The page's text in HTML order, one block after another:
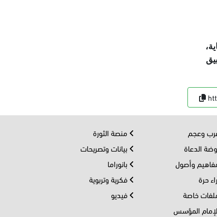
وعجم
الدعاة
وأصول
حرة
خاصة
المؤسس
منصة الثورة
بيانات وتصريحات
بانوراما
فكرية وتربوية
فيديو